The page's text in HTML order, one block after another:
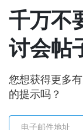
千万不
讨会帖
您想获得更多
的提示吗？
电子邮件地址